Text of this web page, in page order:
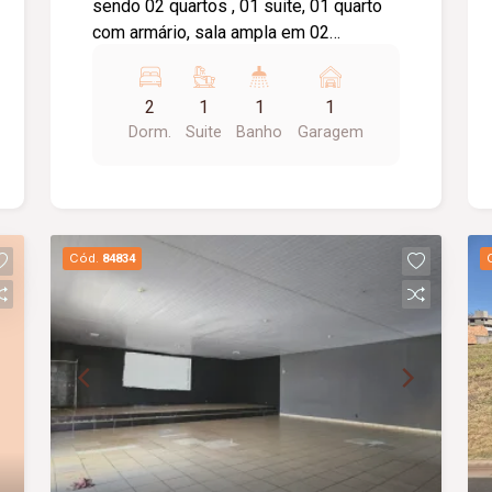
sendo 02 quartos , 01 suite, 01 quarto
com armário, sala ampla em 02
cozinha com armário, área de serviço,
banheiro social com box e armário,
elevador privativo, 01 vaga de garagem,
2
Dorm.
1
Suite
1
Banho
1
Garagem
Cód. 84834